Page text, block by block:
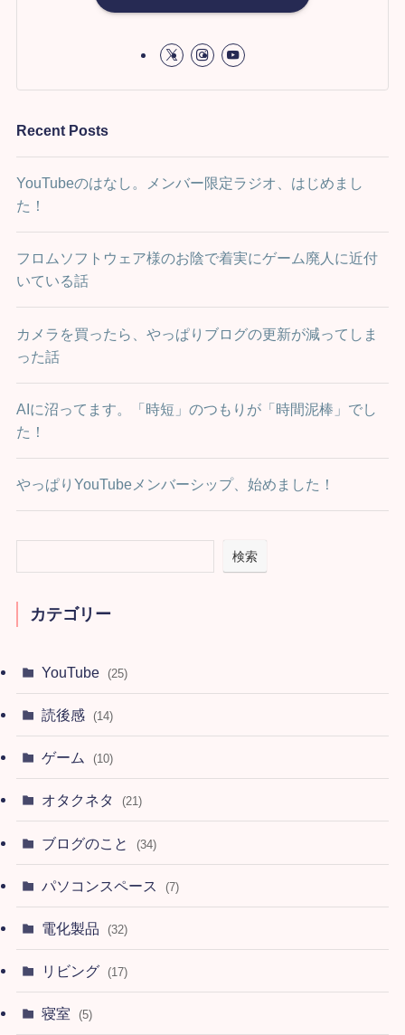
Recent Posts
YouTubeのはなし。メンバー限定ラジオ、はじめまし
た！
フロムソフトウェア様のお陰で着実にゲーム廃人に近付
いている話
カメラを買ったら、やっぱりブログの更新が減ってしま
った話
AIに沼ってます。「時短」のつもりが「時間泥棒」でし
た！
やっぱりYouTubeメンバーシップ、始めました！
検索
カテゴリー
YouTube (25)
読後感 (14)
ゲーム (10)
オタクネタ (21)
ブログのこと (34)
パソコンスペース (7)
電化製品 (32)
リビング (17)
寝室 (5)